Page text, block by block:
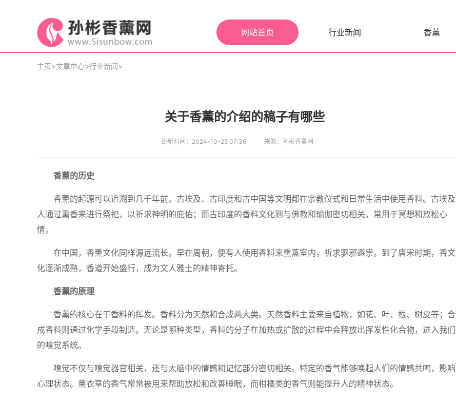
网站首页 行业新闻 香薰
主页>文章中心>行业新闻>
关于香薰的介绍的稿子有哪些
更新时间：2024-10-25 07:36 来源：孙彬香薰网
香薰的历史
香薰的起源可以追溯到几千年前。古埃及、古印度和古中国等文明都在宗教仪式和日常生活中使用香料。古埃及
人通过熏香来进行祭祀，以祈求神明的庇佑；而古印度的香料文化则与佛教和瑜伽密切相关，常用于冥想和放松心
情。
在中国，香薰文化同样源远流长。早在周朝，便有人使用香料来熏蒸室内，祈求驱邪避祟。到了唐宋时期，香文
化逐渐成熟，香道开始盛行，成为文人雅士的精神寄托。
香薰的原理
香薰的核心在于香料的挥发。香料分为天然和合成两大类。天然香料主要来自植物，如花、叶、根、树皮等；合
成香料则通过化学手段制造。无论是哪种类型，香料的分子在加热或扩散的过程中会释放出挥发性化合物，进入我们
的嗅觉系统。
嗅觉不仅与嗅觉器官相关，还与大脑中的情感和记忆部分密切相关。特定的香气能够唤起人们的情感共鸣，影响
心理状态。薰衣草的香气常常被用来帮助放松和改善睡眠，而柑橘类的香气则能提升人的精神状态。